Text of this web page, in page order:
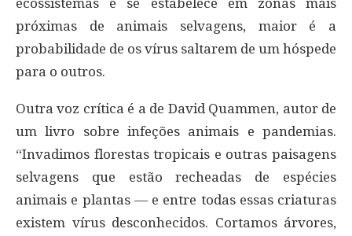
próximas de animais selvagens, maior é a
probabilidade de os vírus saltarem de um hóspede
para o outros.
Outra voz crítica é a de David Quammen, autor de
um livro sobre infeções animais e pandemias.
“Invadimos florestas tropicais e outras paisagens
selvagens que estão recheadas de espécies
animais e plantas — e entre todas essas criaturas
existem vírus desconhecidos. Cortamos árvores,